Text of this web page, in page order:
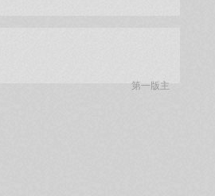
第一版主